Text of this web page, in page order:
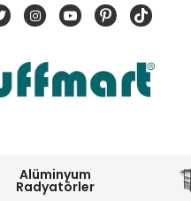
Alüminyum
Radyatörler